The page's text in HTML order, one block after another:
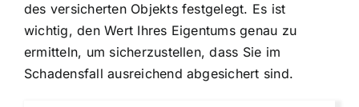
des versicherten Objekts festgelegt. Es ist
wichtig, den Wert Ihres Eigentums genau zu
ermitteln, um sicherzustellen, dass Sie im
Schadensfall ausreichend abgesichert sind.